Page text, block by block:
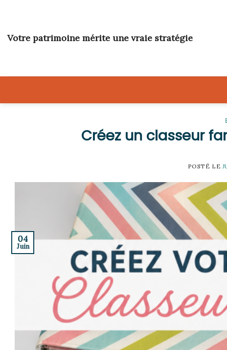
content
Votre patrimoine mérite une vraie stratégie
Créez un classeur
POSTÉ LE
04
Juin